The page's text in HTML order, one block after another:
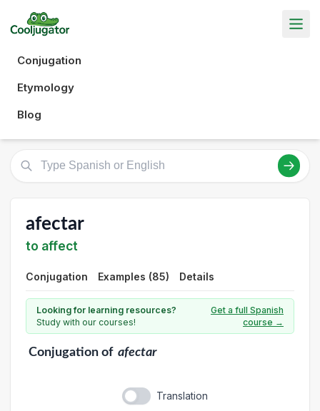
Conjugation
Etymology
Blog
afectar
to affect
Conjugation Examples (85) Details
Looking for learning resources?
Study with our courses!
Get a full Spanish
course →
Conjugationof afectar
Translation